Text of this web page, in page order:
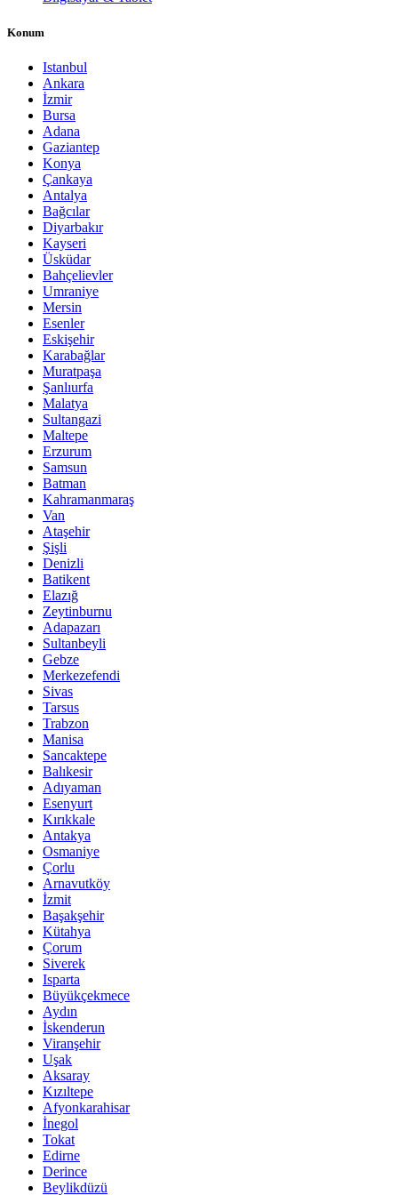
Konum
Istanbul
Ankara
İzmir
Bursa
Adana
Gaziantep
Konya
Çankaya
Antalya
Bağcılar
Diyarbakır
Kayseri
Üsküdar
Bahçelievler
Umraniye
Mersin
Esenler
Eskişehir
Karabağlar
Muratpaşa
Şanlıurfa
Malatya
Sultangazi
Maltepe
Erzurum
Samsun
Batman
Kahramanmaraş
Van
Ataşehir
Şişli
Denizli
Batikent
Elazığ
Zeytinburnu
Adapazarı
Sultanbeyli
Gebze
Merkezefendi
Sivas
Tarsus
Trabzon
Manisa
Sancaktepe
Balıkesir
Adıyaman
Esenyurt
Kırıkkale
Antakya
Osmaniye
Çorlu
Arnavutköy
İzmit
Başakşehir
Kütahya
Çorum
Siverek
Isparta
Büyükçekmece
Aydın
İskenderun
Viranşehir
Uşak
Aksaray
Kızıltepe
Afyonkarahisar
İnegol
Tokat
Edirne
Derince
Beylikdüzü